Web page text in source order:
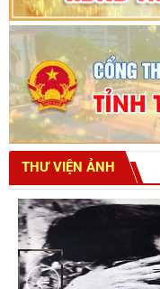
THƯ VIỆN ẢNH